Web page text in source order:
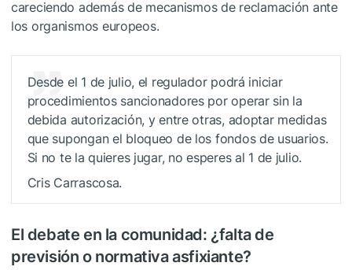
careciendo además de mecanismos de reclamación ante
los organismos europeos.
Desde el 1 de julio, el regulador podrá iniciar
procedimientos sancionadores por operar sin la
debida autorización, y entre otras, adoptar medidas
que supongan el bloqueo de los fondos de usuarios.
Si no te la quieres jugar, no esperes al 1 de julio.
Cris Carrascosa.
El debate en la comunidad: ¿falta de
previsión o normativa asfixiante?